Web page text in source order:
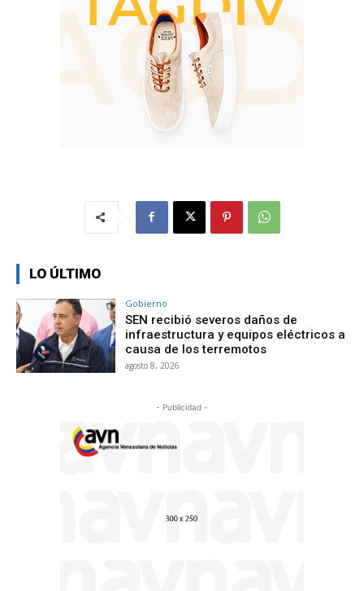
LO ÚLTIMO
Gobierno
SEN recibió severos daños de
infraestructura y equipos eléctricos a
causa de los terremotos
agosto 8, 2026
- Publicidad -